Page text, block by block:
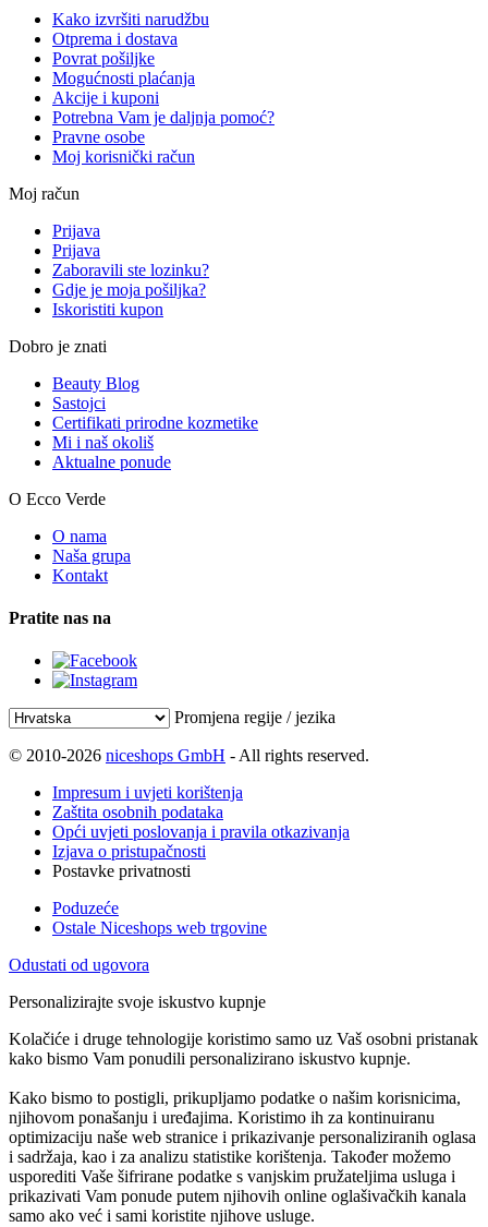
Kako izvršiti narudžbu
Otprema i dostava
Povrat pošiljke
Mogućnosti plaćanja
Akcije i kuponi
Potrebna Vam je daljnja pomoć?
Pravne osobe
Moj korisnički račun
Moj račun
Prijava
Prijava
Zaboravili ste lozinku?
Gdje je moja pošiljka?
Iskoristiti kupon
Dobro je znati
Beauty Blog
Sastojci
Certifikati prirodne kozmetike
Mi i naš okoliš
Aktualne ponude
O Ecco Verde
O nama
Naša grupa
Kontakt
Pratite nas na
Promjena regije / jezika
© 2010-2026 niceshops GmbH - All rights reserved.
Impresum i uvjeti korištenja
Zaštita osobnih podataka
Opći uvjeti poslovanja i pravila otkazivanja
Izjava o pristupačnosti
Postavke privatnosti
Poduzeće
Ostale Niceshops web trgovine
Odustati od ugovora
Personalizirajte svoje iskustvo kupnje
Kolačiće i druge tehnologije koristimo samo uz Vaš osobni pristanak
kako bismo Vam ponudili personalizirano iskustvo kupnje.
Kako bismo to postigli, prikupljamo podatke o našim korisnicima,
njihovom ponašanju i uređajima. Koristimo ih za kontinuiranu
optimizaciju naše web stranice i prikazivanje personaliziranih oglasa
i sadržaja, kao i za analizu statistike korištenja. Također možemo
usporediti Vaše šifrirane podatke s vanjskim pružateljima usluga i
prikazivati Vam ponude putem njihovih online oglašivačkih kanala
samo ako već i sami koristite njihove usluge.